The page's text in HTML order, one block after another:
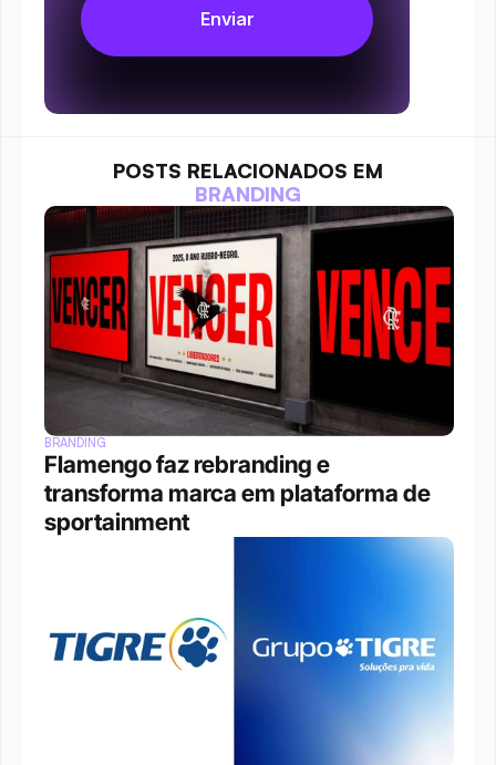
POSTS RELACIONADOS EM
BRANDING
BRANDING
Flamengo faz rebranding e
transforma marca em plataforma de
sportainment